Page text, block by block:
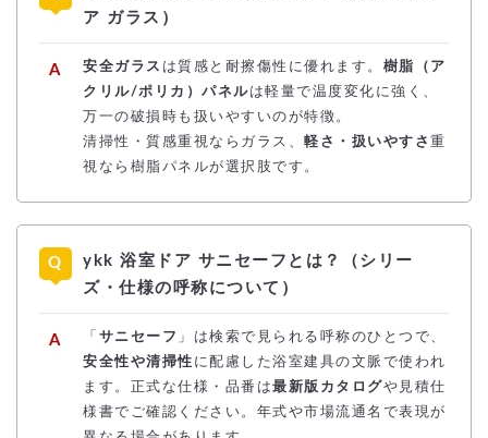
ア ガラス）
安全ガラス は質感と耐擦傷性に優れます。 樹脂（ア
クリル/ポリカ）パネルは軽量で温度変化に強く、
万一の破損時も扱いやすいのが特徴。
清掃性・質感重視ならガラス、 軽さ・扱いやすさ 重
視なら樹脂パネルが選択肢です。
ykk 浴室ドア サニセーフとは？（シリー
ズ・仕様の呼称について）
「 サニセーフ 」は検索で見られる呼称のひとつで、
安全性や清掃性 に配慮した浴室建具の文脈で使われ
ます。正式な仕様・品番は最新版カタログや見積仕
様書でご確認ください。年式や市場流通名で表現が